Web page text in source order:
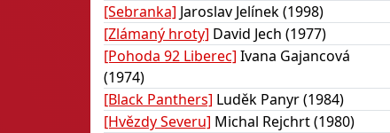
[Sebranka] Jaroslav Jelínek (1998)
[Zlámaný hroty] David Jech (1977)
[Pohoda 92 Liberec] Ivana Gajancová
(1974)
[Black Panthers] Luděk Panyr (1984)
[Hvězdy Severu] Michal Rejchrt (1980)